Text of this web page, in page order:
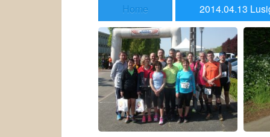
Home 2014.04.13